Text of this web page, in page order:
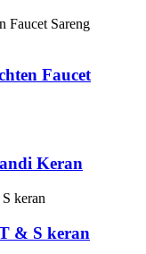
Faucet
Keran
& S keran